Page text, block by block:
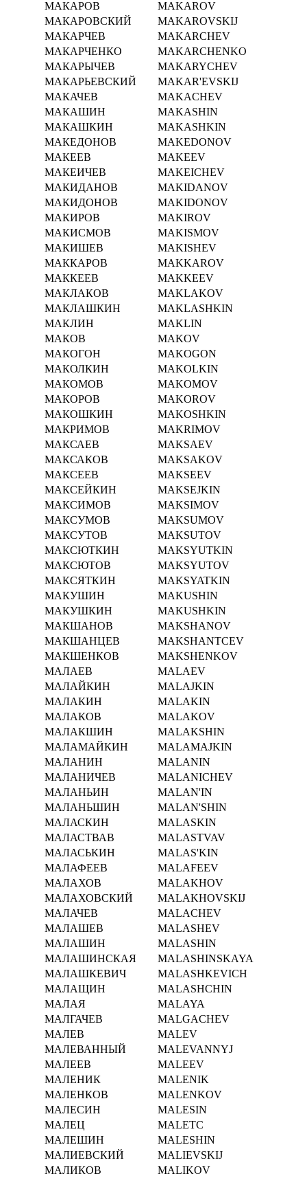
МАКАРОВ
MAKAROV
МАКАРОВСКИЙ
MAKAROVSKIJ
МАКАРЧЕВ
MAKARCHEV
МАКАРЧЕНКО
MAKARCHENKO
МАКАРЫЧЕВ
MAKARYCHEV
МАКАРЬЕВСКИЙ
MAKAR'EVSKIJ
МАКАЧЕВ
MAKACHEV
МАКАШИН
MAKASHIN
МАКАШКИН
MAKASHKIN
МАКЕДОНОВ
MAKEDONOV
МАКЕЕВ
MAKEEV
МАКЕИЧЕВ
MAKEICHEV
МАКИДАНОВ
MAKIDANOV
МАКИДОНОВ
MAKIDONOV
МАКИРОВ
MAKIROV
МАКИСМОВ
MAKISMOV
МАКИШЕВ
MAKISHEV
МАККАРОВ
MAKKAROV
МАККЕЕВ
MAKKEEV
МАКЛАКОВ
MAKLAKOV
МАКЛАШКИН
MAKLASHKIN
МАКЛИН
MAKLIN
МАКОВ
MAKOV
МАКОГОН
MAKOGON
МАКОЛКИН
MAKOLKIN
МАКОМОВ
MAKOMOV
МАКОРОВ
MAKOROV
МАКОШКИН
MAKOSHKIN
МАКРИМОВ
MAKRIMOV
МАКСАЕВ
MAKSAEV
МАКСАКОВ
MAKSAKOV
МАКСЕЕВ
MAKSEEV
МАКСЕЙКИН
MAKSEJKIN
МАКСИМОВ
MAKSIMOV
МАКСУМОВ
MAKSUMOV
МАКСУТОВ
MAKSUTOV
МАКСЮТКИН
MAKSYUTKIN
МАКСЮТОВ
MAKSYUTOV
МАКСЯТКИН
MAKSYATKIN
МАКУШИН
MAKUSHIN
МАКУШКИН
MAKUSHKIN
МАКШАНОВ
MAKSHANOV
МАКШАНЦЕВ
MAKSHANTCEV
МАКШЕНКОВ
MAKSHENKOV
МАЛАЕВ
MALAEV
МАЛАЙКИН
MALAJKIN
МАЛАКИН
MALAKIN
МАЛАКОВ
MALAKOV
МАЛАКШИН
MALAKSHIN
МАЛАМАЙКИН
MALAMAJKIN
МАЛАНИН
MALANIN
МАЛАНИЧЕВ
MALANICHEV
МАЛАНЬИН
MALAN'IN
МАЛАНЬШИН
MALAN'SHIN
МАЛАСКИН
MALASKIN
МАЛАСТВАВ
MALASTVAV
МАЛАСЬКИН
MALAS'KIN
МАЛАФЕЕВ
MALAFEEV
МАЛАХОВ
MALAKHOV
МАЛАХОВСКИЙ
MALAKHOVSKIJ
МАЛАЧЕВ
MALACHEV
МАЛАШЕВ
MALASHEV
МАЛАШИН
MALASHIN
МАЛАШИНСКАЯ
MALASHINSKAYA
МАЛАШКЕВИЧ
MALASHKEVICH
МАЛАЩИН
MALASHCHIN
МАЛАЯ
MALAYA
МАЛГАЧЕВ
MALGACHEV
МАЛЕВ
MALEV
МАЛЕВАННЫЙ
MALEVANNYJ
МАЛЕЕВ
MALEEV
МАЛЕНИК
MALENIK
МАЛЕНКОВ
MALENKOV
МАЛЕСИН
MALESIN
МАЛЕЦ
MALETC
МАЛЕШИН
MALESHIN
МАЛИЕВСКИЙ
MALIEVSKIJ
МАЛИКОВ
MALIKOV